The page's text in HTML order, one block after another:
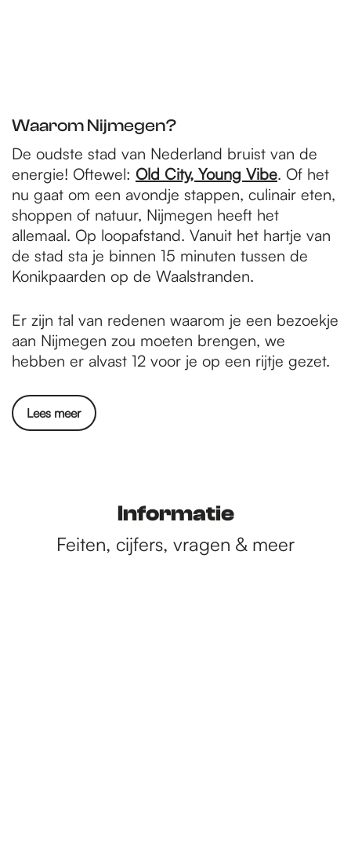
e
Waarom Nijmegen?
De oudste stad van Nederland bruist van de
energie! Oftewel: Old City, Young Vibe. Of het
nu gaat om een avondje stappen, culinair eten,
shoppen of natuur, Nijmegen heeft het
allemaal. Op loopafstand. Vanuit het hartje van
de stad sta je binnen 15 minuten tussen de
Konikpaarden op de Waalstranden.
Er zijn tal van redenen waarom je een bezoekje
aan Nijmegen zou moeten brengen, we
hebben er alvast 12 voor je op een rijtje gezet.
Lees meer
Informatie
Feiten, cijfers, vragen & meer